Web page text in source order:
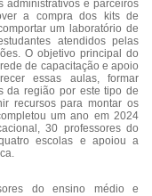
administrativos e parceiros
a compra dos kits de
um laboratório de
atendidos pelas
O objetivo principal do
de capacitação e apoio
essas aulas, formar
da região por este tipo de
recursos para montar os
um ano em 2024
30 professores do
escolas e apoiou a
do ensino médio e